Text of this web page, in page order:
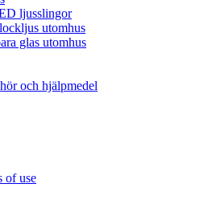
ljusslingor
utomhus
glas utomhus
och hjälpmedel
of use